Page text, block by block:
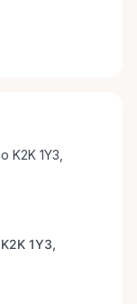
K2K 1Y3,